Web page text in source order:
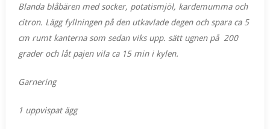
Blanda blåbären med socker, potatismjöl, kardemumma och
citron. Lägg fyllningen på den utkavlade degen och spara ca 5
cm rumt kanterna som sedan viks upp. sätt ugnen på 200
grader och låt pajen vila ca 15 min i kylen.
Garnering
1 uppvispat ägg